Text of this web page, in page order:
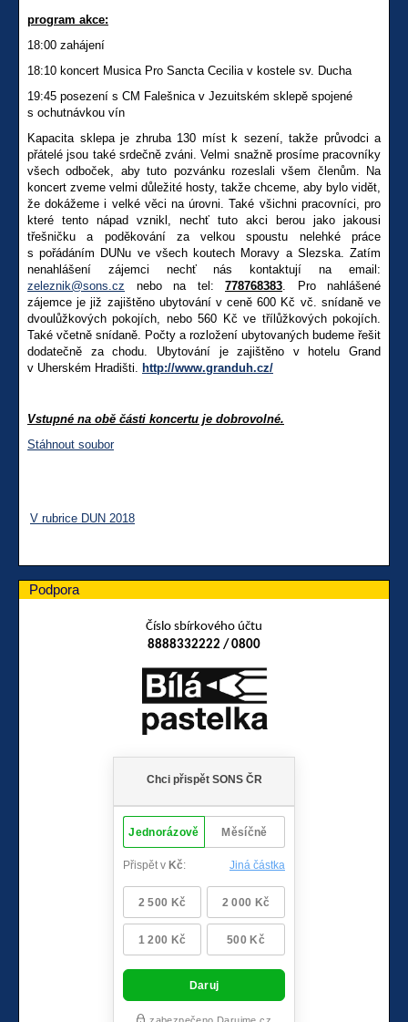
program akce:
18:00 zahájení
18:10 koncert Musica Pro Sancta Cecilia v kostele sv. Ducha
19:45 posezení s CM Falešnica v Jezuitském sklepě spojené
s ochutnávkou vín
Kapacita sklepa je zhruba 130 míst k sezení, takže průvodci a
přátelé jsou také srdečně zváni. Velmi snažně prosíme pracovníky
všech odboček, aby tuto pozvánku rozeslali všem členům. Na
koncert zveme velmi důležité hosty, takže chceme, aby bylo vidět,
že dokážeme i velké věci na úrovni. Také všichni pracovníci, pro
které tento nápad vznikl, nechť tuto akci berou jako jakousi
třešničku a poděkování za velkou spoustu nelehké práce
s pořádáním DUNu ve všech koutech Moravy a Slezska. Zatím
nenahlášení zájemci nechť nás kontaktují na email:
zeleznik@sons.cz nebo na tel: 778768383. Pro nahlášené
zájemce je již zajištěno ubytování v ceně 600 Kč vč. snídaně ve
dvoulůžkových pokojích, nebo 560 Kč ve třílůžkových pokojích.
Také včetně snídaně. Počty a rozložení ubytovaných budeme řešit
dodatečně za chodu. Ubytování je zajištěno v hotelu Grand
v Uherském Hradišti. http://www.granduh.cz/
Vstupné na obě části koncertu je dobrovolné.
Stáhnout soubor
V rubrice DUN 2018
Podpora
Číslo sbírkového účtu
8888332222 / 0800